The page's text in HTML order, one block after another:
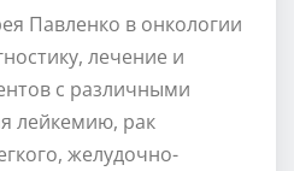
Павленко в онкологии
лечение и
с различными
лейкемию, рак
желудочно-